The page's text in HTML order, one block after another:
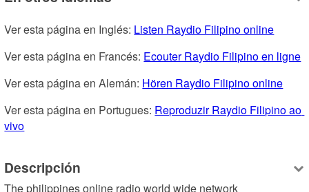
Ver esta página en Inglés: Listen Raydio Filipino online
Ver esta página en Francés: Ecouter Raydio Filipino en ligne
Ver esta página en Alemán: Hören Raydio Filipino online
Ver esta página en Portugues: Reproduzir Raydio Filipino ao
vivo
Descripción
The philippines online radio world wide network